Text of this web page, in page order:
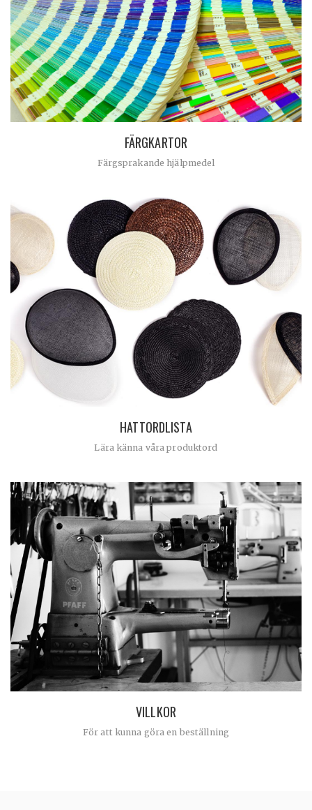
FÄRGKARTOR
Färgsprakande hjälpmedel
HATTORDLISTA
Lära känna våra produktord
VILLKOR
För att kunna göra en beställning